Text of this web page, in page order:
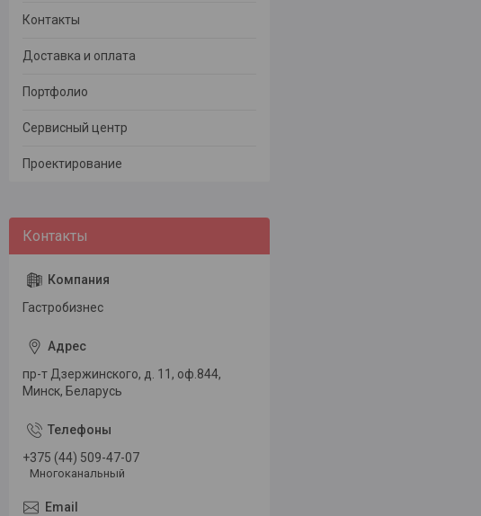
Контакты
Доставка и оплата
Портфолио
Сервисный центр
Проектирование
Гастробизнес
пр-т Дзержинского, д. 11, оф.844,
Минск, Беларусь
+375 (44) 509-47-07
Многоканальный